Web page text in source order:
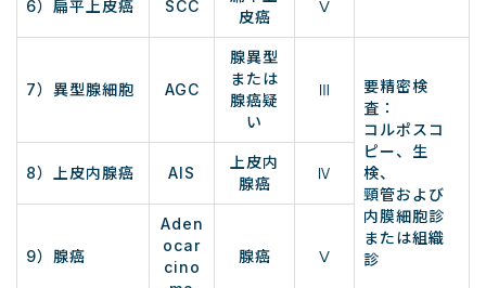
6）扁平上皮癌 SCC
皮癌
Ⅴ
7）異型腺細胞 AGC
腺異型
または
腺癌疑
い
Ⅲ
要精密検
査：
コルポスコ
ピー、生
検、
頸管および
内膜細胞診
または組織
診
8）上皮内腺癌 AIS
上皮内
腺癌
Ⅳ
9）腺癌
Aden
ocar
cino
腺癌 Ⅴ